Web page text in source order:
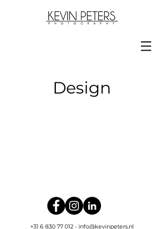
Design
+31 6 830 77 012 - info@kevinpeters.nl